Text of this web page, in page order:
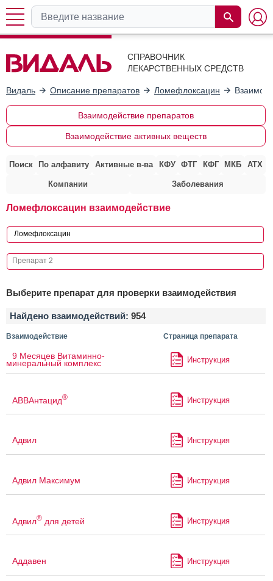
СПРАВОЧНИК
ЛЕКАРСТВЕННЫХ СРЕДСТВ
Видаль Описание препаратов Ломефлоксацин
Взаимодействие препаратов
Взаимодействие активных веществ
Поиск По алфавиту Активные в-ва КФУ ФТГ КФГ МКБ АТХ
Компании Заболевания
Ломефлоксацин взаимодействие
Выберите препарат для проверки взаимодействия
Найдено взаимодействий: 954
Взаимодействие Страница препарата
9 Месяцев Витаминно-
минеральный комплекс Инструкция
АВВАнтацид® Инструкция
Адвил Инструкция
Адвил Максимум Инструкция
Адвил® для детей Инструкция
Аддавен Инструкция